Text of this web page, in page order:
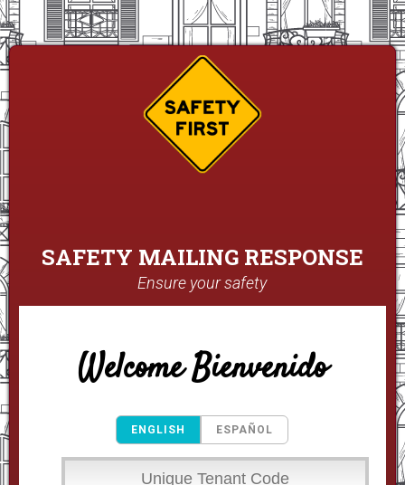
SAFETY MAILING RESPONSE
Ensure your safety
Welcome Bienvenido
ENGLISH ESPAÑOL